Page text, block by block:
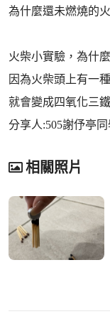
為什麼還未燃燒的
火柴小實驗，為什
因為火柴頭上有一
就會變成四氧化三
分享人:505謝伃亭
相關照片